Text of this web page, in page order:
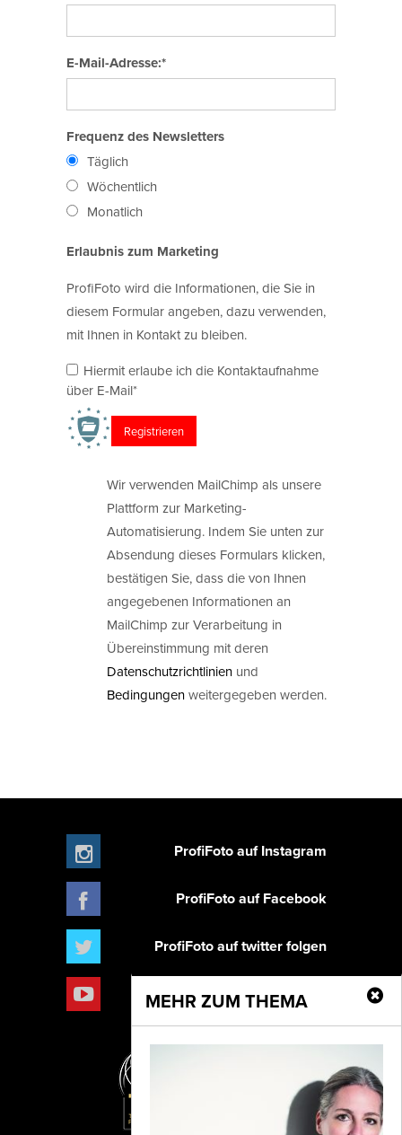
E-Mail-Adresse:*
Frequenz des Newsletters
Täglich
Wöchentlich
Monatlich
Erlaubnis zum Marketing
ProfiFoto wird die Informationen, die Sie in
diesem Formular angeben, dazu verwenden,
mit Ihnen in Kontakt zu bleiben.
Hiermit erlaube ich die Kontaktaufnahme
über E-Mail*
Wir verwenden MailChimp als unsere
Plattform zur Marketing-
Automatisierung. Indem Sie unten zur
Absendung dieses Formulars klicken,
bestätigen Sie, dass die von Ihnen
angegebenen Informationen an
MailChimp zur Verarbeitung in
Übereinstimmung mit deren
Datenschutzrichtlinien und
Bedingungenweitergegeben werden.
MEHR ZUM THEMA
ProfiFoto auf Instagram
ProfiFoto auf Facebook
ProfiFoto auf twitter folgen
Abonnieren